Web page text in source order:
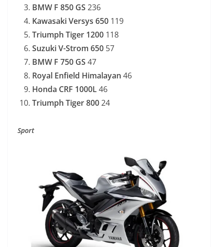
BMW F 850 GS 236
Kawasaki Versys 650 119
Triumph Tiger 1200 118
Suzuki V-Strom 650 57
BMW F 750 GS 47
Royal Enfield Himalayan 46
Honda CRF 1000L46
Triumph Tiger 80024
Sport